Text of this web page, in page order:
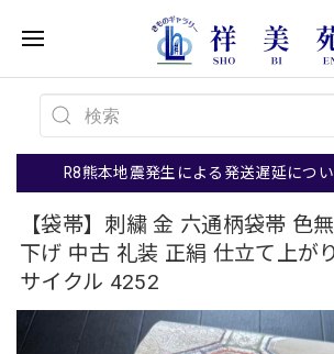
R8熊本地震発生による発送遅延につ
【袋帯】刺繍 金 六通柄袋帯 色
下げ 中古 礼装 正絹 仕立て上が
サイクル 4252